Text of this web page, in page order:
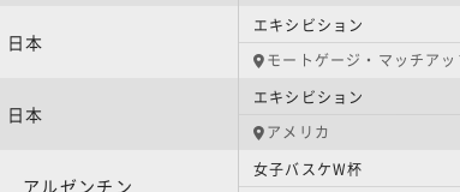
日本
エキシビション
モートゲージ・マッチア
日本
エキシビション
アメリカ
アルゼンチン
女子バスケW杯